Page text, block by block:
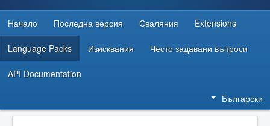
РЕСУРСИ ЗА РАЗРАБОТКА
Начало Последна версия Сваляния Extensions
Language Packs Изисквания Често задавани въпроси
API Documentation
Български